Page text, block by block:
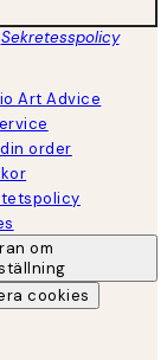
Sekretesspolicy
Art Advice
order
om
cookies